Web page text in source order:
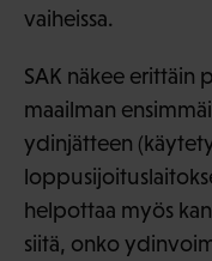
vaiheissa.
SAK näkee erittäin
maailman
ydinjätteen
helpottaa myös
siitä, onko